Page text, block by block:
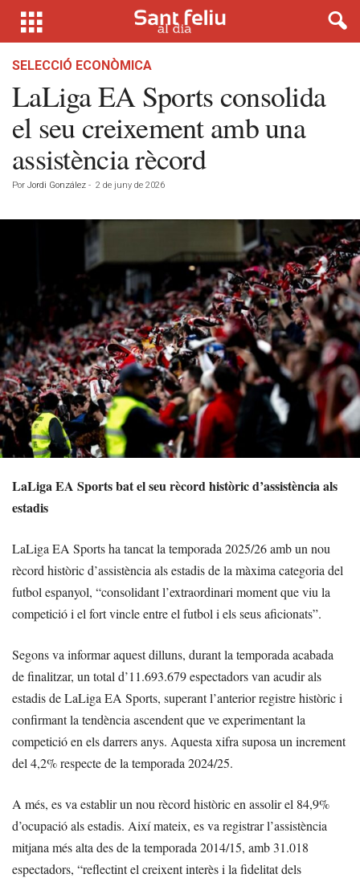
SELECCIÓ ECONÒMICA
LaLiga EA Sports consolida
el seu creixement amb una
assistència rècord
Por Jordi González - 2 de juny de 2026
LaLiga EA Sports bat el seu rècord històric d’assistència als
estadis
LaLiga EA Sports ha tancat la temporada 2025/26 amb un nou
rècord històric d’assistència als estadis de la màxima categoria del
futbol espanyol, “consolidant l’extraordinari moment que viu la
competició i el fort vincle entre el futbol i els seus aficionats”.
Segons va informar aquest dilluns, durant la temporada acabada
de finalitzar, un total d’11.693.679 espectadors van acudir als
estadis de LaLiga EA Sports, superant l’anterior registre històric i
confirmant la tendència ascendent que ve experimentant la
competició en els darrers anys. Aquesta xifra suposa un increment
del 4,2% respecte de la temporada 2024/25.
A més, es va establir un nou rècord històric en assolir el 84,9%
d’ocupació als estadis. Així mateix, es va registrar l’assistència
mitjana més alta des de la temporada 2014/15, amb 31.018
espectadors, “reflectint el creixent interès i la fidelitat dels